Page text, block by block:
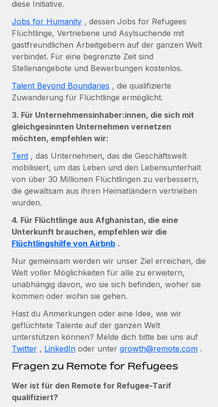
diese Initiative.
Jobs for Humanity , dessen Jobs for Refugees
Flüchtlinge, Vertriebene und Asylsuchende mit
gastfreundlichen Arbeitgebern auf der ganzen Welt
verbindet. Für eine begrenzte Zeit sind
Stellenangebote und Bewerbungen ​​kostenlos.
Talent Beyond Boundaries , die qualifizierte
Zuwanderung für Flüchtlinge ermöglicht.
3. Für Unternehmensinhaber:innen, die sich mit
gleichgesinnten Unternehmen vernetzen
möchten, empfehlen wir:
Tent , das Unternehmen, das die Geschäftswelt
mobilisiert, um das Leben und den Lebensunterhalt
von über 30 Millionen Flüchtlingen zu verbessern,
die gewaltsam aus ihren Heimatländern vertrieben
wurden.
4. Für Flüchtlinge aus Afghanistan, die eine
Unterkunft brauchen, empfehlen wir die
Flüchtlingshilfe von Airbnb .
Nur gemeinsam werden wir unser Ziel erreichen, die
Welt voller Möglichkeiten für alle zu erweitern,
unabhängig davon, wo sie sich befinden, woher sie
kommen oder wohin sie gehen.
Hast du Anmerkungen oder eine Idee, wie wir
geflüchtete Talente auf der ganzen Welt
unterstützen können? Melde dich bitte bei uns auf
Twitter , LinkedIn oder unter growth@remote.com .
Fragen zu Remote for Refugees
Wer ist für den Remote for Refugee-Tarif
qualifiziert?